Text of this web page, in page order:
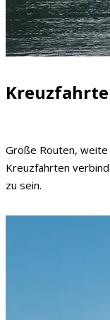
Große Routen,
Kreuzfahrten
zu sein.